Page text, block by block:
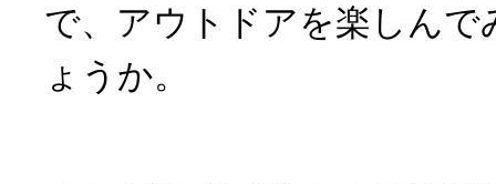
で、アウトドアを楽しん
ょうか。